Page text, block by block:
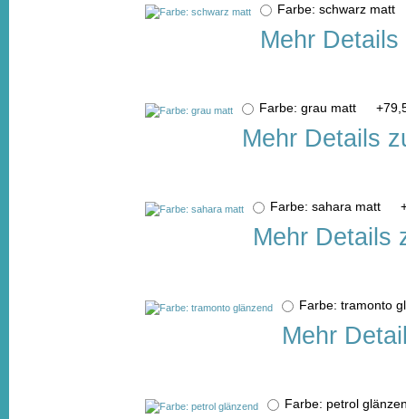
Farbe: schwarz matt
Mehr
Farbe: grau matt +
Mehr Details
Farbe: sahara matt
Mehr Details
Farbe: tramonto
Mehr
Farbe: petrol